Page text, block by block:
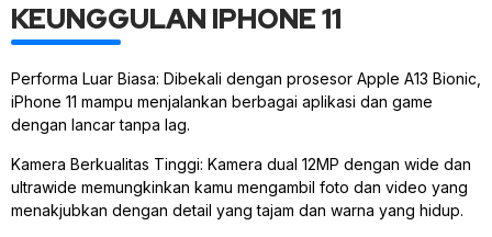
KEUNGGULAN IPHONE 11
Performa Luar Biasa: Dibekali dengan prosesor Apple A13 Bionic,
iPhone 11 mampu menjalankan berbagai aplikasi dan game
dengan lancar tanpa lag.
Kamera Berkualitas Tinggi: Kamera dual 12MP dengan wide dan
ultrawide memungkinkan kamu mengambil foto dan video yang
menakjubkan dengan detail yang tajam dan warna yang hidup.